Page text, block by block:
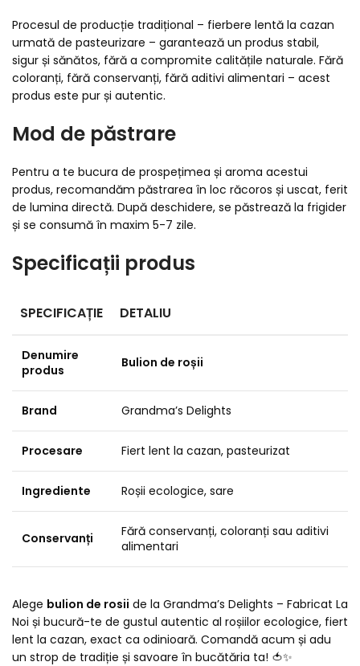
Procesul de producție tradițional – fierbere lentă la cazan
urmată de pasteurizare – garantează un produs stabil,
sigur și sănătos, fără a compromite calitățile naturale. Fără
coloranți, fără conservanți, fără aditivi alimentari – acest
produs este pur și autentic.
Mod de păstrare
Pentru a te bucura de prospețimea și aroma acestui
produs, recomandăm păstrarea în loc răcoros și uscat, ferit
de lumina directă. După deschidere, se păstrează la frigider
și se consumă în maxim 5-7 zile.
Specificații produs
SPECIFICAȚIE DETALIU
Denumire
produs
Bulion de roșii
Brand Grandma’s Delights
Procesare Fiert lent la cazan, pasteurizat
Ingrediente Roșii ecologice, sare
Conservanți
Fără conservanți, coloranți sau aditivi
alimentari
Alege bulion de rosii de la Grandma’s Delights – Fabricat La
Noi și bucură-te de gustul autentic al roșiilor ecologice, fiert
lent la cazan, exact ca odinioară. Comandă acum și adu
un strop de tradiție și savoare în bucătăria ta! 🍅✨